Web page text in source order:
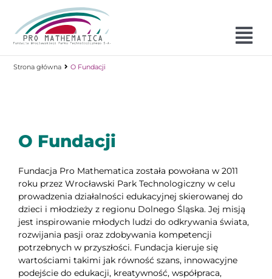
content
O fundacji
Kontakt
Strona główna O Fundacji
O Fundacji
Fundacja Pro Mathematica została powołana w 2011
roku przez Wrocławski Park Technologiczny w celu
prowadzenia działalności edukacyjnej skierowanej do
dzieci i młodzieży z regionu Dolnego Śląska. Jej misją
jest inspirowanie młodych ludzi do odkrywania świata,
rozwijania pasji oraz zdobywania kompetencji
potrzebnych w przyszłości. Fundacja kieruje się
wartościami takimi jak równość szans, innowacyjne
podejście do edukacji, kreatywność, współpraca,